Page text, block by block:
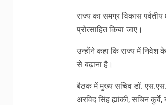
राज्य का समग्र विकास
प्रोत्साहित किया जाए।
उन्होंने कहा कि राज्य में
से बढ़ाना है।
बैठक में मुख्य सचिव डॉ. एस.एस.
अरविद सिंह ह्यांकी, सचिन